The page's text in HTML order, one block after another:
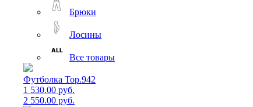
Брюки
Лосины
Все товары
Футболка Top.942
1 530.00 руб.
2 550.00 руб.